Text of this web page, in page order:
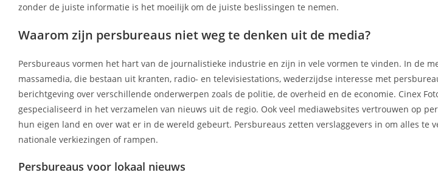
zonder de juiste informatie is het moeilijk om de juiste beslissingen te nemen.
Waarom zijn persbureaus niet weg te denken uit de media?
Persbureaus vormen het hart van de journalistieke industrie en zijn in vele vormen te vinden. In de
massamedia, die bestaan uit kranten, radio- en televisiestations, wederzijdse interesse met
berichtgeving over verschillende onderwerpen zoals de politie, de overheid en de economie. Cinex
gespecialiseerd in het verzamelen van nieuws uit de regio. Ook veel mediawebsites vertrouwen op
hun eigen land en over wat er in de wereld gebeurt. Persbureaus zetten verslaggevers in om alles te
nationale verkiezingen of rampen.
Persbureaus voor lokaal nieuws